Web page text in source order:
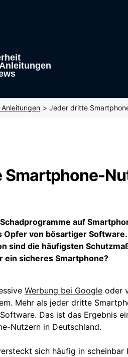
Jeder dritte
Smartphone-
auf
von bösartiger
sind die häufigsten
ein sicheres Smartphone?
Werbung bei Google oder
Mehr als jeder dritte
Das ist das Ergebnis
Nutzern in Deutschland.
sich häufig in